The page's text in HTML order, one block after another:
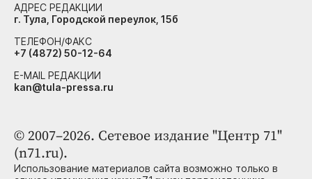
© 2007–2026. Сетевое издание "Центр 71"
(n71.ru).
Использование материалов сайта возможно только в
АДРЕС РЕДАКЦИИ
г. Тула, Городской переулок, 15б
ТЕЛЕФОН/ФАКС
+7 (4872) 50-12-64
E-MAIL РЕДАКЦИИ
kan@tula-pressa.ru